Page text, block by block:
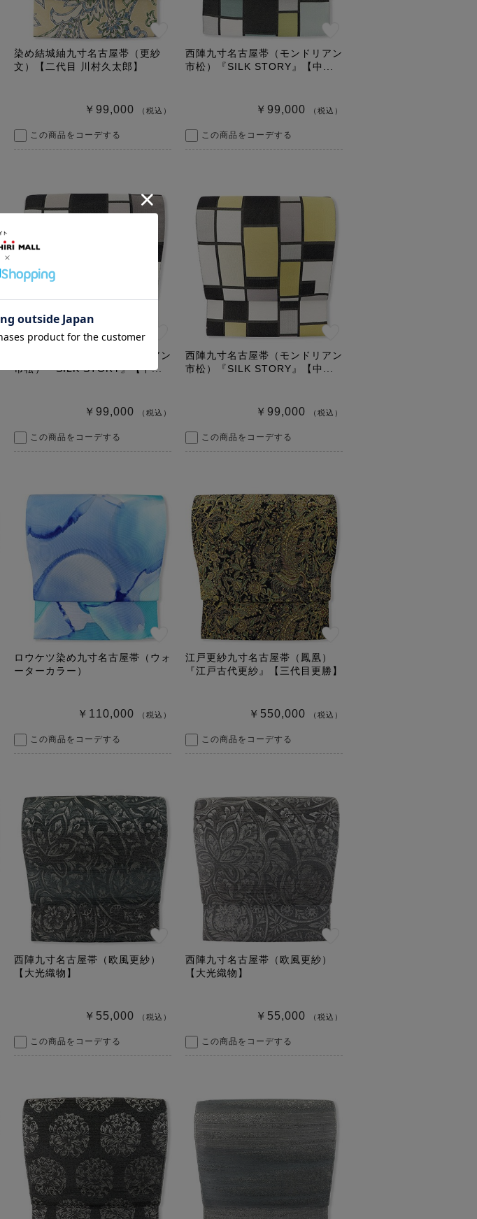
染め結城紬九寸名古屋帯（更紗
文）【二代目 川村久太郎】
￥99,000 （税込）
この商品をコーデする
西陣九寸名古屋帯（モンドリアン
市松）『SILK STORY』【中...
￥99,000 （税込）
この商品をコーデする
西陣九寸名古屋帯（モンドリアン
市松）『SILK STORY』【中...
￥99,000 （税込）
この商品をコーデする
西陣九寸名古屋帯（モンドリアン
市松）『SILK STORY』【中...
￥99,000 （税込）
この商品をコーデする
ロウケツ染め九寸名古屋帯（ウォ
ーターカラー）
￥110,000 （税込）
この商品をコーデする
江戸更紗九寸名古屋帯（鳳凰）
『江戸古代更紗』【三代目更勝】
￥550,000 （税込）
この商品をコーデする
西陣九寸名古屋帯（欧風更紗）
【大光織物】
￥55,000 （税込）
この商品をコーデする
西陣九寸名古屋帯（欧風更紗）
【大光織物】
￥55,000 （税込）
この商品をコーデする